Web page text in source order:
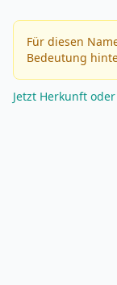
Für diesen
Bedeutung
Jetzt Herkunft